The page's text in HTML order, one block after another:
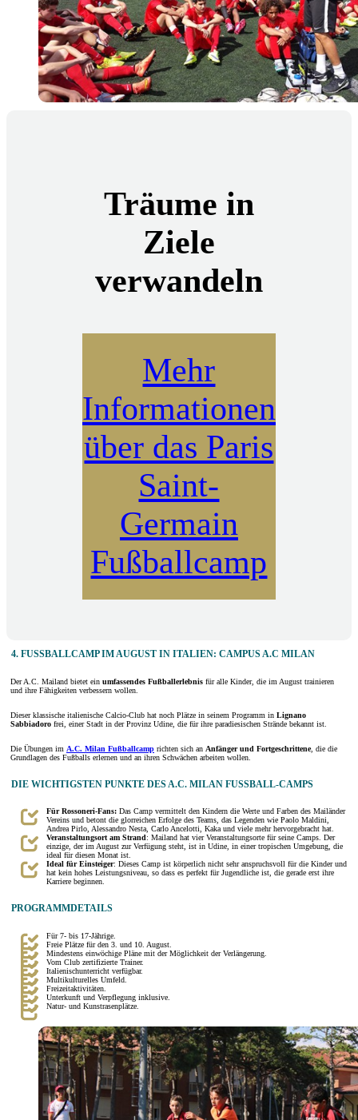
Träume in
Ziele
verwandeln
Mehr
Informationen
über das Paris
Saint-
Germain
Fußballcamp
4. FUSSBALLCAMP IM AUGUST IN ITALIEN: CAMPUS A.C MILAN
Der A.C. Mailand bietet ein umfassendes Fußballerlebnis für alle Kinder, die im August trainieren
und ihre Fähigkeiten verbessern wollen.
Dieser klassische italienische Calcio-Club hat noch Plätze in seinem Programm in Lignano
Sabbiadoro frei, einer Stadt in der Provinz Udine, die für ihre paradiesischen Strände bekannt ist.
Die Übungen im A.C. Milan Fußballcamp richten sich an Anfänger und Fortgeschrittene, die die
Grundlagen des Fußballs erlernen und an ihren Schwächen arbeiten wollen.
DIE WICHTIGSTEN PUNKTE DES A.C. MILAN FUSSBALL-CAMPS
Für Rossoneri-Fans: Das Camp vermittelt den Kindern die Werte und Farben des Mailänder
Vereins und betont die glorreichen Erfolge des Teams, das Legenden wie Paolo Maldini,
Andrea Pirlo, Alessandro Nesta, Carlo Ancelotti, Kaka und viele mehr hervorgebracht hat.
Veranstaltungsort am Strand: Mailand hat vier Veranstaltungsorte für seine Camps. Der
einzige, der im August zur Verfügung steht, ist in Udine, in einer tropischen Umgebung, die
ideal für diesen Monat ist.
Ideal für Einsteiger: Dieses Camp ist körperlich nicht sehr anspruchsvoll für die Kinder und
hat kein hohes Leistungsniveau, so dass es perfekt für Jugendliche ist, die gerade erst ihre
Karriere beginnen.
PROGRAMMDETAILS
Für 7- bis 17-Jährige.
Freie Plätze für den 3. und 10. August.
Mindestens einwöchige Pläne mit der Möglichkeit der Verlängerung.
Vom Club zertifizierte Trainer.
Italienischunterricht verfügbar.
Multikulturelles Umfeld.
Freizeitaktivitäten.
Unterkunft und Verpflegung inklusive.
Natur- und Kunstrasenplätze.